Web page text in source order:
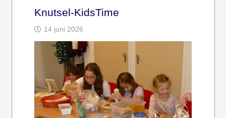
Knutsel-KidsTime
14 juni 2026